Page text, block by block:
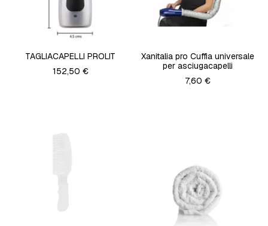
TAGLIACAPELLI PROLIT
152,50 €
Xanitalia pro Cuffia universale
per asciugacapelli
7,60 €